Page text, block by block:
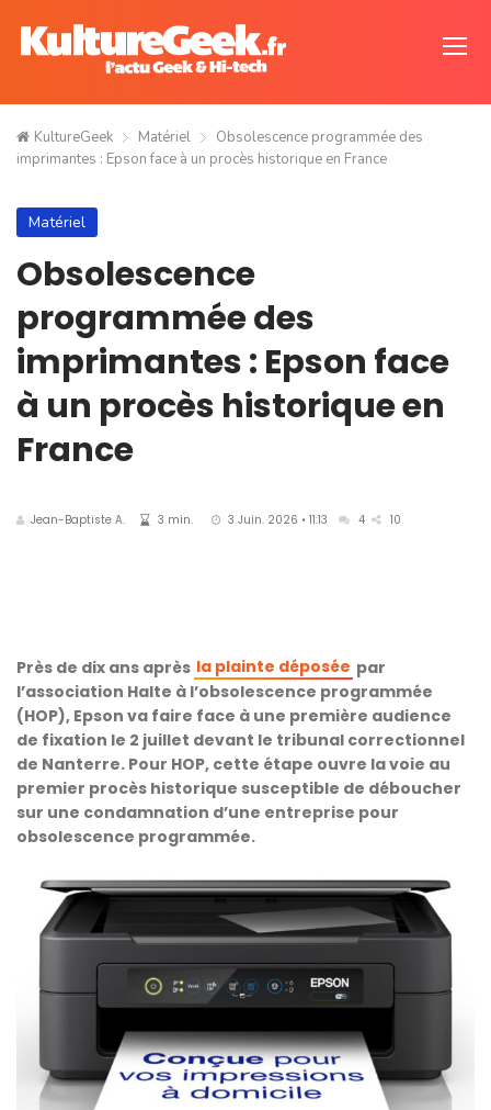
KultureGeek Matériel
Obsolescence programmée des
imprimantes : Epson face à un procès historique en France
Matériel
Obsolescence
programmée des
imprimantes : Epson face
à un procès historique en
France
Jean-Baptiste A. 3 min. 3 Juin. 2026 • 11:13 4 10
Près de dix ans après la plainte déposée par
l’association Halte à l’obsolescence programmée
(HOP), Epson va faire face à une première audience
de fixation le 2 juillet devant le tribunal correctionnel
de Nanterre. Pour HOP, cette étape ouvre la voie au
premier procès historique susceptible de déboucher
sur une condamnation d’une entreprise pour
obsolescence programmée.